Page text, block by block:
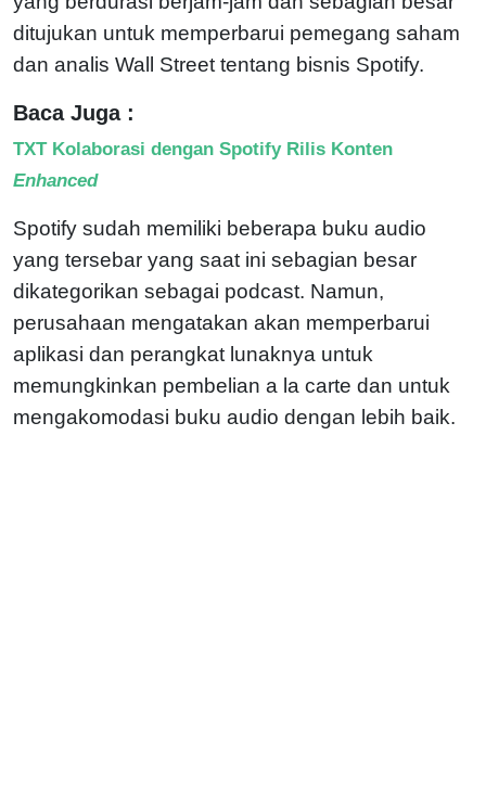
ditujukan untuk memperbarui pemegang saham
dan analis Wall Street tentang bisnis Spotify.
Baca Juga :
TXT Kolaborasi dengan Spotify Rilis Konten
Enhanced
Spotify sudah memiliki beberapa buku audio
yang tersebar yang saat ini sebagian besar
dikategorikan sebagai podcast. Namun,
perusahaan mengatakan akan memperbarui
aplikasi dan perangkat lunaknya untuk
memungkinkan pembelian a la carte dan untuk
mengakomodasi buku audio dengan lebih baik.